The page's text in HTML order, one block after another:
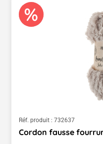
Réf. produit : 732637
Cordon fausse